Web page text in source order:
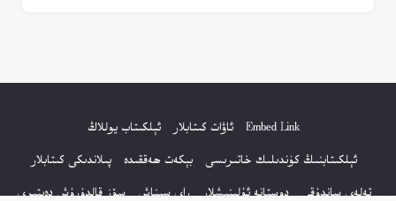
Embed Link ئاۋات كىتابلار
ئېلكىتاب يوللاڭ
ئېلكىتابنىڭ كۈندىلىك خاتىرىسى
بېكەت ھەققىدە
پىلاندىكى كىتابلار
تەلەي ساندۇقى
دوستانە ئۇلىنىشلار راي سىناش
سۆز قالدۇرۇش دەپتىرى